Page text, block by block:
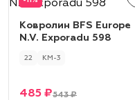
Ковролин BFS Europe
N.V. Exporadu 598
22 КМ-3
543 ₽
485 ₽